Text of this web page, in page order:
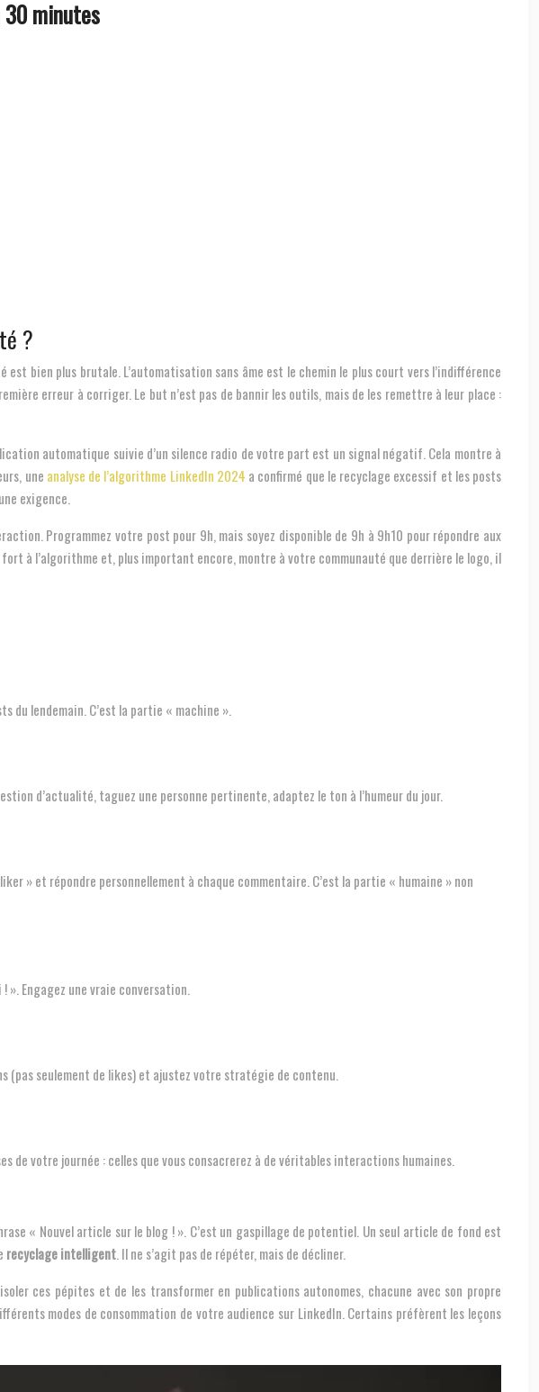
30 minutes
?
bien plus brutale. L’automatisation sans âme est le chemin le plus court vers l’indifférence
erreur à corriger. Le but n’est pas de bannir les outils, mais de les remettre à leur place :
automatique suivie d’un silence radio de votre part est un signal négatif. Cela montre à
une analyse de l’algorithme LinkedIn 2024 a confirmé que le recyclage excessif et les posts
exigence.
Programmez votre post pour 9h, mais soyez disponible de 9h à 9h10 pour répondre aux
à l’algorithme et, plus important encore, montre à votre communauté que derrière le logo, il
lendemain. C’est la partie « machine ».
d’actualité, taguez une personne pertinente, adaptez le ton à l’humeur du jour.
» et répondre personnellement à chaque commentaire. C’est la partie « humaine » non
Engagez une vraie conversation.
(pas seulement de likes) et ajustez votre stratégie de contenu.
de votre journée : celles que vous consacrerez à de véritables interactions humaines.
« Nouvel article sur le blog ! ». C’est un gaspillage de potentiel. Un seul article de fond est
recyclage intelligent . Il ne s’agit pas de répéter, mais de décliner.
ces pépites et de les transformer en publications autonomes, chacune avec son propre
modes de consommation de votre audience sur LinkedIn. Certains préfèrent les leçons